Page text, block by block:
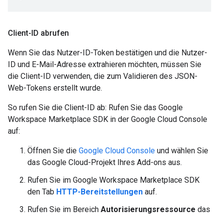
Client-ID abrufen
Wenn Sie das Nutzer-ID-Token bestätigen und die Nutzer-
ID und E-Mail-Adresse extrahieren möchten, müssen Sie
die Client-ID verwenden, die zum Validieren des JSON-
Web-Tokens erstellt wurde.
So rufen Sie die Client-ID ab: Rufen Sie das Google
Workspace Marketplace SDK in der Google Cloud Console
auf:
Öffnen Sie die Google Cloud Console und wählen Sie
das Google Cloud-Projekt Ihres Add-ons aus.
Rufen Sie im Google Workspace Marketplace SDK
den Tab HTTP-Bereitstellungen auf.
Rufen Sie im Bereich Autorisierungsressource das